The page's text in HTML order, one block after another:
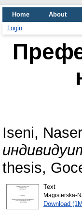
Home About
Login
Iseni, Naser
thesis,
Text
Magisterska-
Download